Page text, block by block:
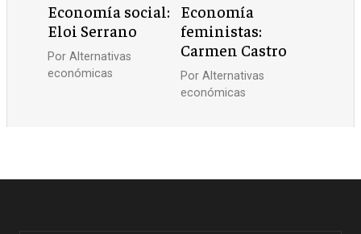
Economía social:
Eloi Serrano
PorAlternativas
económicas
Economía
feministas:
Carmen Castro
Por Alternativas
económicas